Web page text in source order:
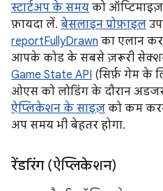
स्टार्टअप के समय को
फ़ायदा लें. बेसलाइन प्रोफ़ाइल
reportFullyDrawn का एलान
आपके कोड के सबसे ज़रूरी सेक्शन
Game State API (सिर्फ़ गेम के
ओएस को लोडिंग के दौरान
ऐप्लिकेशन के साइज़ को कम
अप समय भी बेहतर होगा.
रेंडरिंग (ऐप्लिकेशन)